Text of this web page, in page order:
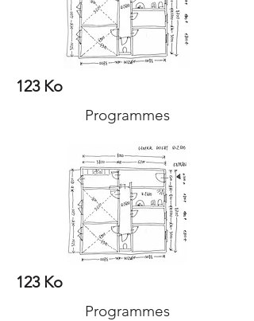
123 Ko
Programmes
123 Ko
Programmes